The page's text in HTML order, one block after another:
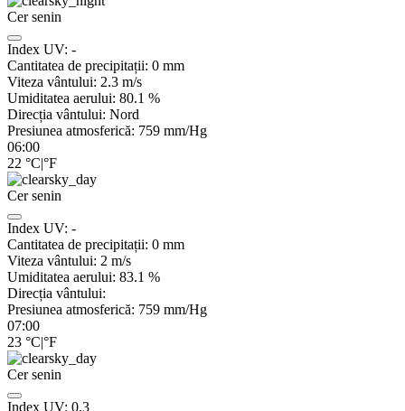
Cer senin
Index UV: -
Cantitatea de precipitații: 0 mm
Viteza vântului: 2.3 m/s
Umiditatea aerului: 80.1 %
Direcția vântului: Nord
Presiunea atmosferică: 759 mm/Hg
06:00
22 °C|°F
Cer senin
Index UV: -
Cantitatea de precipitații: 0 mm
Viteza vântului: 2 m/s
Umiditatea aerului: 83.1 %
Direcția vântului:
Presiunea atmosferică: 759 mm/Hg
07:00
23 °C|°F
Cer senin
Index UV: 0.3